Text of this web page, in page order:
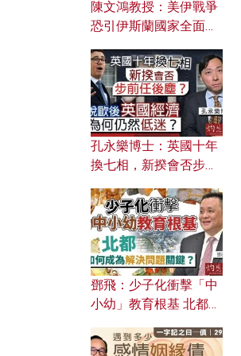
陳文鴻教授：美伊戰爭
恐引伊斯蘭國家全面反
對付北約美國？
孔永樂博士：英國十年
換七相，新揆會否步前
濟為何仍然低迷？
鄧飛：少子化衝擊「中
小幼」教育根基 北都如